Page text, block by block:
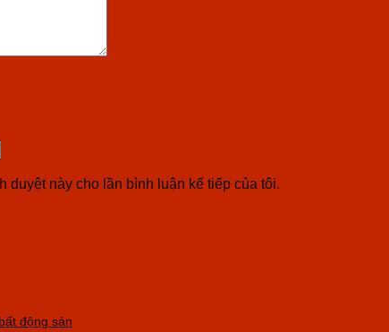
duyệt này cho lần bình luận kế tiếp của tôi.
động sản